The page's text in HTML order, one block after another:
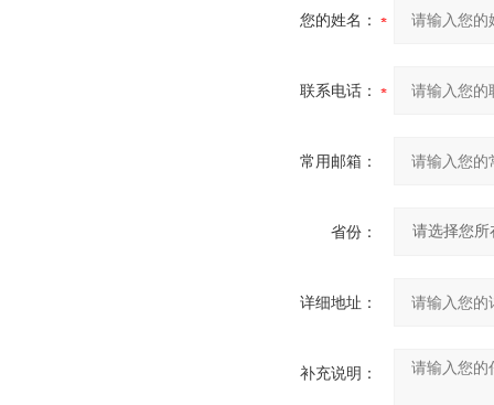
您的姓名：
联系电话：
常用邮箱：
省份：
详细地址：
补充说明：